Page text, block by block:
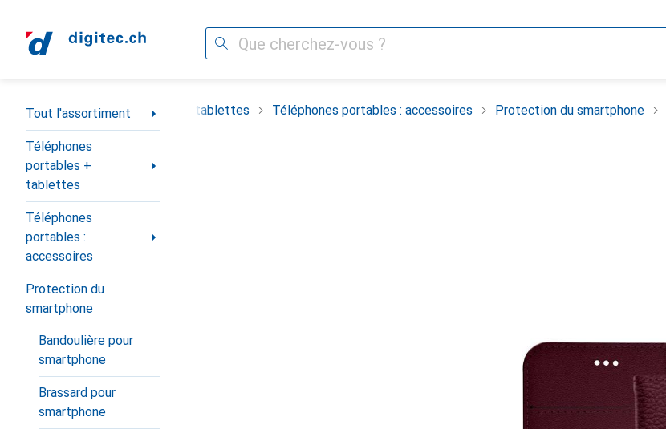
Recherche
Navigation par catégorie
Tout l'assortiment
Téléphones
portables +
tablettes
Téléphones
portables :
accessoires
Protection du
smartphone
Bandoulière pour
smartphone
Brassard pour
smartphone
Téléphones portables + tablettes Téléphones portables : accessoires Protection du smartphone